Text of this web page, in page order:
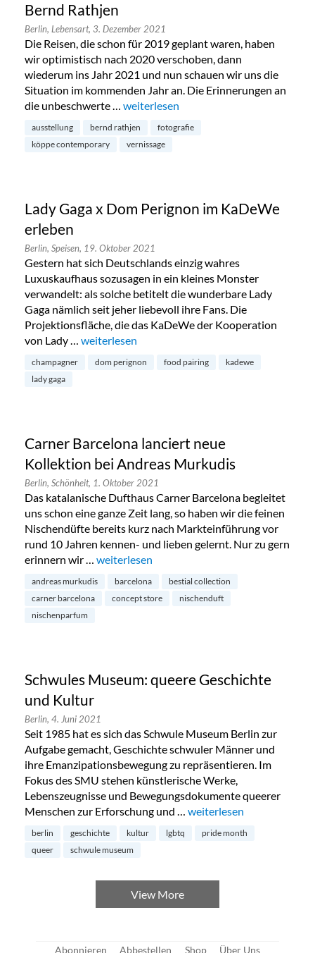
Bernd Rathjen
Berlin, Lebensart, 3. Dezember 2021
Die Reisen, die schon für 2019 geplant waren, haben
wir optimistisch nach 2020 verschoben, dann
wiederum ins Jahr 2021 und nun schauen wir uns die
Situation im kommenden Jahr an. Die Erinnerungen an
die unbeschwerte … „City Moments: eine Ausstellung von
weiterlesen
ausstellung bernd rathjen
fotografie
köppe contemporary
vernissage
Lady Gaga x Dom Perignon im KaDeWe
erleben
Berlin, Speisen, 19. Oktober 2021
Gestern hat sich Deutschlands einzig wahres
Luxuskaufhaus sozusagen in ein kleines Monster
verwandelt: als solche betitelt die wunderbare Lady
Gaga nämlich seit jeher liebevoll ihre Fans. Die
Projektionsfläche, die das KaDeWe der Kooperation
von Lady … „Lady Gaga x Dom Perignon im KaDeWe
weiterlesen
champagner dom perignon food pairing
kadewe
lady gaga
Carner Barcelona lanciert neue
Kollektion bei Andreas Murkudis
Berlin, Schönheit, 1. Oktober 2021
Das katalanische Dufthaus Carner Barcelona begleitet
uns schon eine ganze Zeit lang, so haben wir die feinen
Nischendüfte bereits kurz nach Markteinführung vor
rund 10 Jahren kennen- und lieben gelernt. Nur zu gern
erinnern wir … „Carner Barcelona lanciert neue Kollektion
weiterlesen
andreas murkudis barcelona
bestial collection
carner barcelona
concept store
nischenduft
nischenparfum
Schwules Museum: queere Geschichte
und Kultur
Berlin, 4. Juni 2021
Seit 1985 hat es sich das Schwule Museum Berlin zur
Aufgabe gemacht, Geschichte schwuler Männer und
ihre Emanzipationsbewegung zu repräsentieren. Im
Fokus des SMU stehen künstlerische Werke,
Lebenszeugnisse und Bewegungsdokumente queerer
Menschen zur Erforschung und … „Schwules Museum:
weiterlesen
berlin geschichte kultur lgbtq
pride month
queer
schwule museum
View More
Abonnieren Abbestellen Shop Über Uns